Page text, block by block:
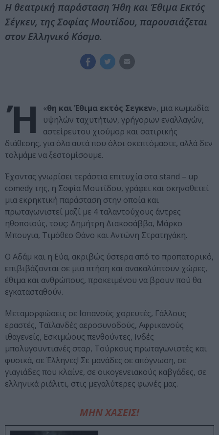
Η θεατρική παράσταση Ήθη και Έθιμα Εκτός
Σέγκεν, της Σοφίας Μουτίδου, παρουσιάζεται
στον Ελληνικό Κόσμο.
«
Ή θη και Έθιμα εκτός Σεγκεν», μια κωμωδία
υψηλών ταχυτήτων, γρήγορων εναλλαγών,
αστείρευτου χιούμορ και σατιρικής
διάθεσης, για όλα αυτά που όλοι σκεπτόμαστε, αλλά δεν
τολμάμε να ξεστομίσουμε.
Έχοντας γνωρίσει τεράστια επιτυχία στα stand – up
comedy της, η Σοφία Μουτίδου, γράφει και σκηνοθετεί
μια εκρηκτική παράσταση στην οποία και
πρωταγωνιστεί μαζί με 4 ταλαντούχους άντρες
ηθοποιούς, τους: Δημήτρη Διακοσάββα, Μάρκο
Μπουγια, Τιμόθεο Θάνο και Αντώνη Στρατηγάκη.
Ο Αδάμ και η Εύα, ακριβώς ύστερα από το προπατορικό,
επιβιβάζονται σε μια πτήση και ανακαλύπτουν χώρες,
έθιμα και ανθρώπους, προκειμένου να βρουν πού θα
εγκατασταθούν.
Μεταμορφώσεις σε Ισπανούς χορευτές, Γάλλους
εραστές, Ταϊλανδές αεροσυνοδούς, Αφρικανούς
ιθαγενείς, Εσκιμώους πενθούντες, Ινδές
μπολυγουντιανές σταρ, Τούρκους πρωταγωνιστές και
φυσικά, σε Έλληνες! Σε μανάδες σε απόγνωση, σε
γιαγιάδες που κλαίνε, σε οικογενειακούς καβγάδες, σε
ελληνικά ριάλιτι, στις μεγαλύτερες φωνές μας.
ΜΗΝ ΧΑΣΕΙΣ!